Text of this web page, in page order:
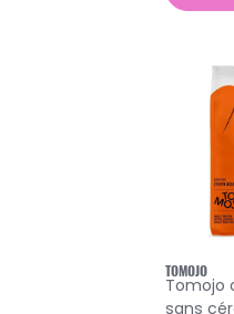
TOMOJO
Tomojo
sans